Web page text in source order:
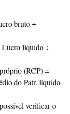
bruto ÷
líquido ÷
(RCP) =
do Patr. líquido
verificar o